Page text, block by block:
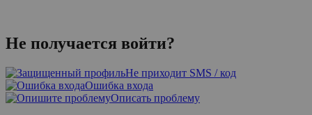
Не получается войти?
Не приходит SMS / код
Ошибка входа
Описать проблему